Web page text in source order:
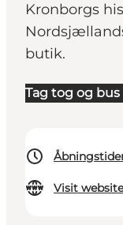
Kronborgs
butik.
Tag tog og
Visit website